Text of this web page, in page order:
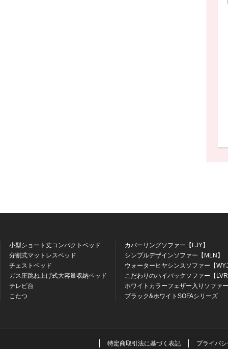
小型ショート丈コンパクトベッド
分割式マットレスベッド
チェストベッド
ガス圧跳ね上げ式大容量収納ベッド
テレビ台
こたつ
カバーリングソファー【LJY】
シンプルデザインソファー【MLN】
ウォーターヒヤシンスソファー【
こだわりのハイバックソファー【
ホワイトカラーフェザー入りソファ
ブラック&ホワイトSOFAシリーズ
特定商取引法に基づく表記 プライバ